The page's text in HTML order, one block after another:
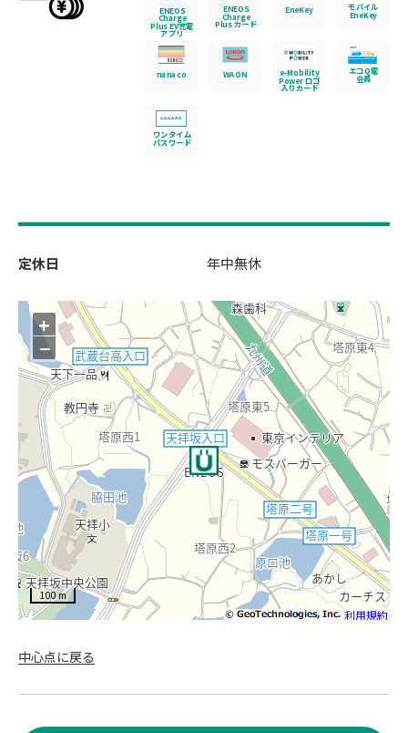
ENEOS
Charge
Plus EV充電
アプリ
ENEOS
Charge
Plus カード
EneKey モバイル
EneKey
nanaco WAON e-Mobility
Power ロゴ
入りカード
エコQ電
会員
ワンタイム
パスワード
定休日 年中無休
利用規約
+
−
100 m
中心点に戻る